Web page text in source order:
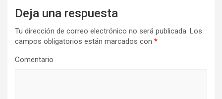
Deja una respuesta
Tu dirección de correo electrónico no será publicada. Los
campos obligatorios están marcados con *
Comentario